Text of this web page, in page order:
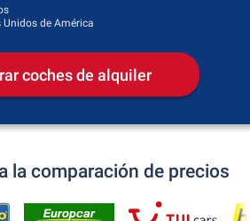
Unidos de América
coches de alquiler
la comparación de precios